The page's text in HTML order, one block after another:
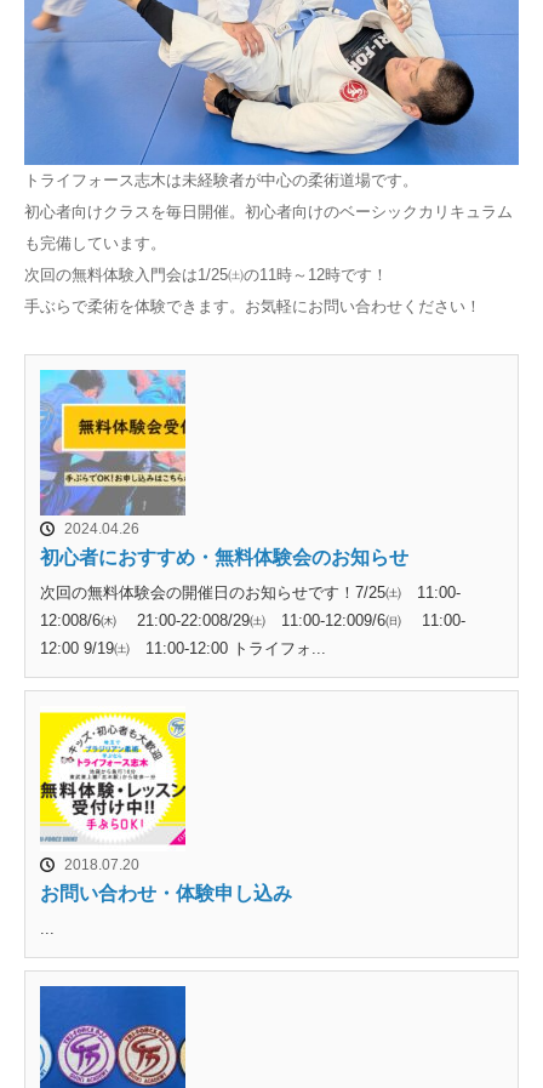
トライフォース志木は未経験者が中心の柔術道場です。
初心者向けクラスを毎日開催。初心者向けのベーシックカリキュラム
も完備しています。
次回の無料体験入門会は1/25㈯の11時～12時です！
手ぶらで柔術を体験できます。お気軽にお問い合わせください！
2024.04.26
初心者におすすめ・無料体験会のお知らせ
次回の無料体験会の開催日のお知らせです！7/25㈯ 11:00-
12:008/6㈭ 21:00-22:008/29㈯ 11:00-12:009/6㈰ 11:00-
12:00 9/19㈯ 11:00-12:00 トライフォ...
2018.07.20
お問い合わせ・体験申し込み